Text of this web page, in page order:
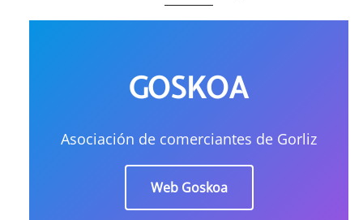
GOSKOA
Asociación de comerciantes de Gorliz
Web Goskoa